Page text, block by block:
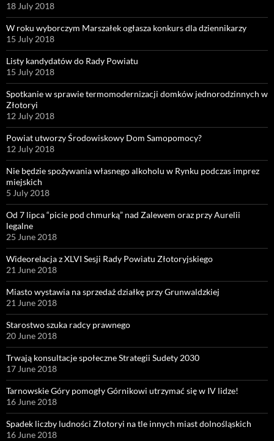
18 July 2018
W roku wyborczym Marszałek ogłasza konkurs dla dziennikarzy
15 July 2018
Listy kandydatów do Rady Powiatu
15 July 2018
Spotkanie w sprawie termomodernizacji domków jednorodzinnych w
Złotoryi
12 July 2018
Powiat utworzy Środowiskowy Dom Samopomocy?
12 July 2018
Nie będzie spożywania własnego alkoholu w Rynku podczas imprez
miejskich
5 July 2018
Od 7 lipca “picie pod chmurką” nad Zalewem oraz przy Aurelii
legalne
25 June 2018
Wideorelacja z XLVI Sesji Rady Powiatu Złotoryjskiego
21 June 2018
Miasto wystawia na sprzedaż działkę przy Grunwaldzkiej
21 June 2018
Starostwo szuka radcy prawnego
20 June 2018
Trwają konsultacje społeczne Strategii Sudety 2030
17 June 2018
Tarnowskie Góry pomogły Górnikowi utrzymać się w IV lidze!
16 June 2018
Spadek liczby ludności Złotoryi na tle innych miast dolnośląskich
16 June 2018